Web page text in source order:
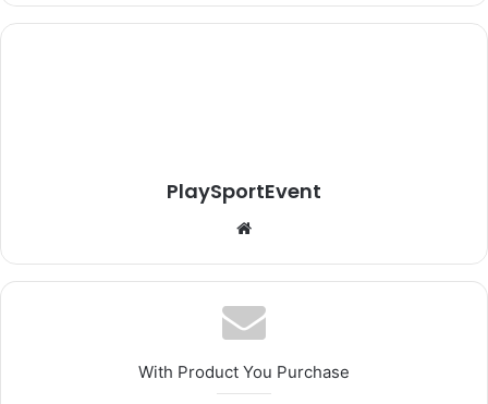
PlaySportEvent
With Product You Purchase